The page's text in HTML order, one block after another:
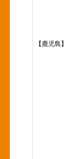
【鹿児島】